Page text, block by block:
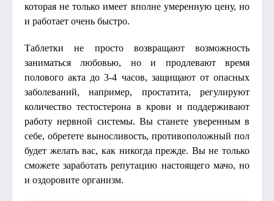
которая не только имеет вполне умеренную цену, но
и работает очень быстро.
Таблетки не просто возвращают возможность
заниматься любовью, но и продлевают время
полового акта до 3-4 часов, защищают от опасных
заболеваний, например, простатита, регулируют
количество тестостерона в крови и поддерживают
работу нервной системы. Вы станете уверенным в
себе, обретете выносливость, противоположный пол
будет желать вас, как никогда прежде. Вы не только
сможете заработать репутацию настоящего мачо, но
и оздоровите организм.